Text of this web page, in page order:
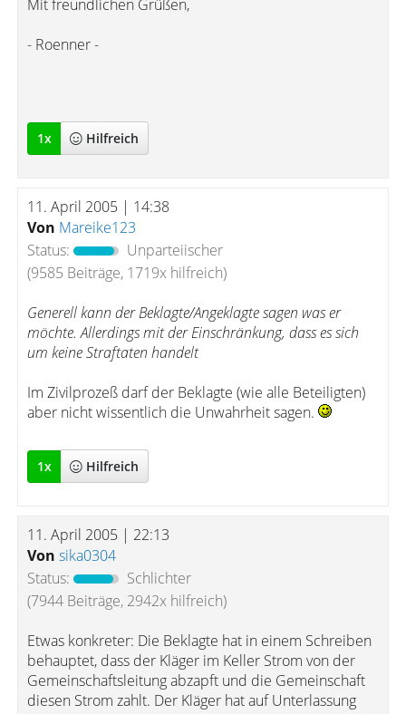
Mit freundlichen Grüßen,
- Roenner -
1x Hilfreich
11. April 2005 | 14:38
Von Mareike123
Status:
Unparteiischer
(9585 Beiträge, 1719x hilfreich)
Generell kann der Beklagte/Angeklagte sagen was er
möchte. Allerdings mit der Einschränkung, dass es sich
um keine Straftaten handelt
Im Zivilprozeß darf der Beklagte (wie alle Beteiligten)
aber nicht wissentlich die Unwahrheit sagen.
1x Hilfreich
11. April 2005 | 22:13
Von sika0304
Status:
Schlichter
(7944 Beiträge, 2942x hilfreich)
Etwas konkreter: Die Beklagte hat in einem Schreiben
behauptet, dass der Kläger im Keller Strom von der
Gemeinschaftsleitung abzapft und die Gemeinschaft
diesen Strom zahlt. Der Kläger hat auf Unterlassung